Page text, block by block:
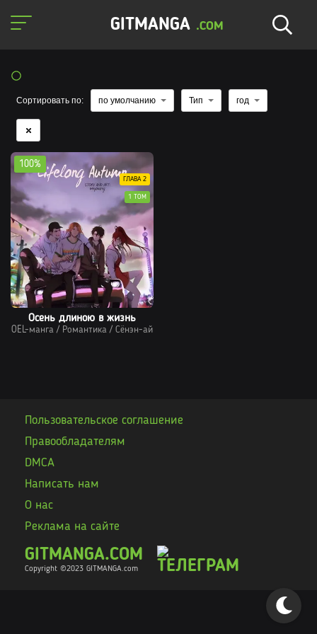
GITMANGA .COM
Сортировать по: по умолчанию Тип год
Осень длиною в жизнь
OEL-манга / Романтика / Сёнэн-ай
100%
ГЛАВА 2
1 ТОМ
GITMANGA.COM
Copyright ©2023 GITMANGA.com
Пользовательское соглашение
Правообладателям
DMCA
Написать нам
О нас
Реклама на сайте